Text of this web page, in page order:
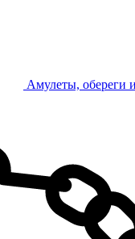
Амулеты, обереги